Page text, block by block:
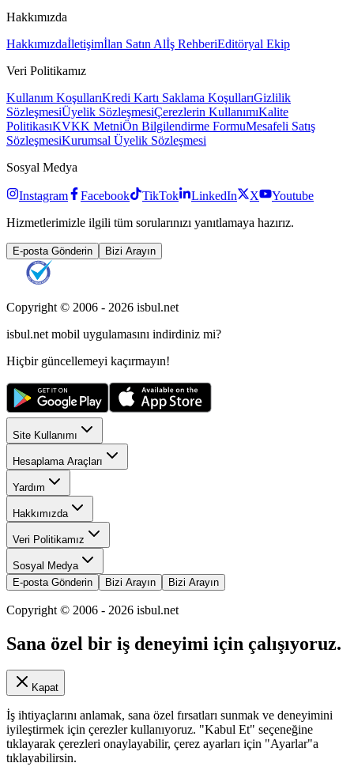
Hakkımızda
Hakkımızdaİletişimİlan Satın Alİş RehberiEditöryal Ekip
Veri Politikamız
Kullanım KoşullarıKredi Kartı Saklama KoşullarıGizlilik
SözleşmesiÜyelik SözleşmesiÇerezlerin KullanımıKalite
PolitikasıKVKK MetniÖn Bilgilendirme FormuMesafeli Satış
SözleşmesiKurumsal Üyelik Sözleşmesi
Sosyal Medya
Instagram Facebook TikTok LinkedIn X
Youtube
Hizmetlerimizle ilgili tüm sorularınızı yanıtlamaya hazırız.
E-posta Gönderin Bizi Arayın
Copyright © 2006 - 2026 isbul.net
isbul.net mobil uygulamasını indirdiniz mi?
Hiçbir güncellemeyi kaçırmayın!
Site Kullanımı
Hesaplama Araçları
Yardım
Hakkımızda
Veri Politikamız
Sosyal Medya
E-posta Gönderin
Bizi Arayın Bizi Arayın
Copyright © 2006 - 2026 isbul.net
Sana özel bir iş deneyimi için çalışıyoruz.
Kapat
İş ihtiyaçlarını anlamak, sana özel fırsatları sunmak ve deneyimini
iyileştirmek için çerezler kullanıyoruz. "Kabul Et" seçeneğine
tıklayarak çerezleri onaylayabilir, çerez ayarları için "Ayarlar"a
tıklayabilirsin.